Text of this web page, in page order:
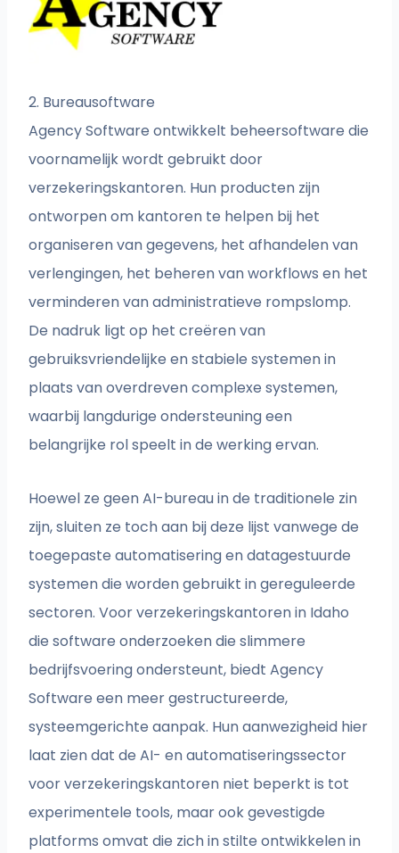
2. Bureausoftware
Agency Software ontwikkelt beheersoftware die
voornamelijk wordt gebruikt door
verzekeringskantoren. Hun producten zijn
ontworpen om kantoren te helpen bij het
organiseren van gegevens, het afhandelen van
verlengingen, het beheren van workflows en het
verminderen van administratieve rompslomp.
De nadruk ligt op het creëren van
gebruiksvriendelijke en stabiele systemen in
plaats van overdreven complexe systemen,
waarbij langdurige ondersteuning een
belangrijke rol speelt in de werking ervan.
Hoewel ze geen AI-bureau in de traditionele zin
zijn, sluiten ze toch aan bij deze lijst vanwege de
toegepaste automatisering en datagestuurde
systemen die worden gebruikt in gereguleerde
sectoren. Voor verzekeringskantoren in Idaho
die software onderzoeken die slimmere
bedrijfsvoering ondersteunt, biedt Agency
Software een meer gestructureerde,
systeemgerichte aanpak. Hun aanwezigheid hier
laat zien dat de AI- en automatiseringssector
voor verzekeringskantoren niet beperkt is tot
experimentele tools, maar ook gevestigde
platforms omvat die zich in stilte ontwikkelen in